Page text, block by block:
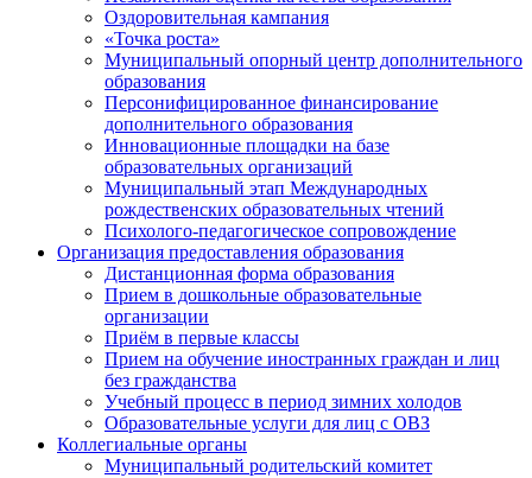
Оздоровительная кампания
«Точка роста»
Муниципальный опорный центр дополнительного
образования
Персонифицированное финансирование
дополнительного образования
Инновационные площадки на базе
образовательных организаций
Муниципальный этап Международных
рождественских образовательных чтений
Психолого-педагогическое сопровождение
Организация предоставления образования
Дистанционная форма образования
Прием в дошкольные образовательные
организации
Приём в первые классы
Прием на обучение иностранных граждан и лиц
без гражданства
Учебный процесс в период зимних холодов
Образовательные услуги для лиц с ОВЗ
Коллегиальные органы
Муниципальный родительский комитет